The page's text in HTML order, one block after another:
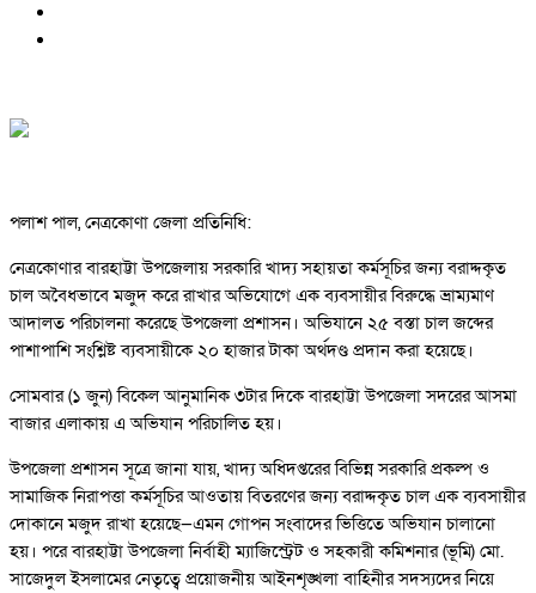
পলাশ পাল, নেত্রকোণা জেলা প্রতিনিধি:
নেত্রকোণার বারহাট্টা উপজেলায় সরকারি খাদ্য সহায়তা কর্মসূচির জন্য বরাদ্দকৃত
চাল অবৈধভাবে মজুদ করে রাখার অভিযোগে এক ব্যবসায়ীর বিরুদ্ধে ভ্রাম্যমাণ
আদালত পরিচালনা করেছে উপজেলা প্রশাসন। অভিযানে ২৫ বস্তা চাল জব্দের
পাশাপাশি সংশ্লিষ্ট ব্যবসায়ীকে ২০ হাজার টাকা অর্থদণ্ড প্রদান করা হয়েছে।
সোমবার (১ জুন) বিকেল আনুমানিক ৩টার দিকে বারহাট্টা উপজেলা সদরের আসমা
বাজার এলাকায় এ অভিযান পরিচালিত হয়।
উপজেলা প্রশাসন সূত্রে জানা যায়, খাদ্য অধিদপ্তরের বিভিন্ন সরকারি প্রকল্প ও
সামাজিক নিরাপত্তা কর্মসূচির আওতায় বিতরণের জন্য বরাদ্দকৃত চাল এক ব্যবসায়ীর
দোকানে মজুদ রাখা হয়েছে—এমন গোপন সংবাদের ভিত্তিতে অভিযান চালানো
হয়। পরে বারহাট্টা উপজেলা নির্বাহী ম্যাজিস্ট্রেট ও সহকারী কমিশনার (ভূমি) মো.
সাজেদুল ইসলামের নেতৃত্বে প্রয়োজনীয় আইনশৃঙ্খলা বাহিনীর সদস্যদের নিয়ে